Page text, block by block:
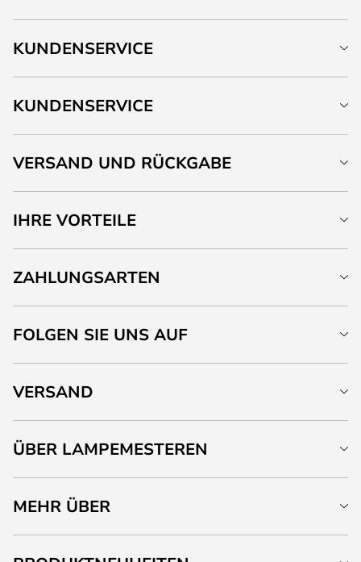
KUNDENSERVICE
KUNDENSERVICE
VERSAND UND RÜCKGABE
IHRE VORTEILE
ZAHLUNGSARTEN
FOLGEN SIE UNS AUF
VERSAND
ÜBER LAMPEMESTEREN
MEHR ÜBER